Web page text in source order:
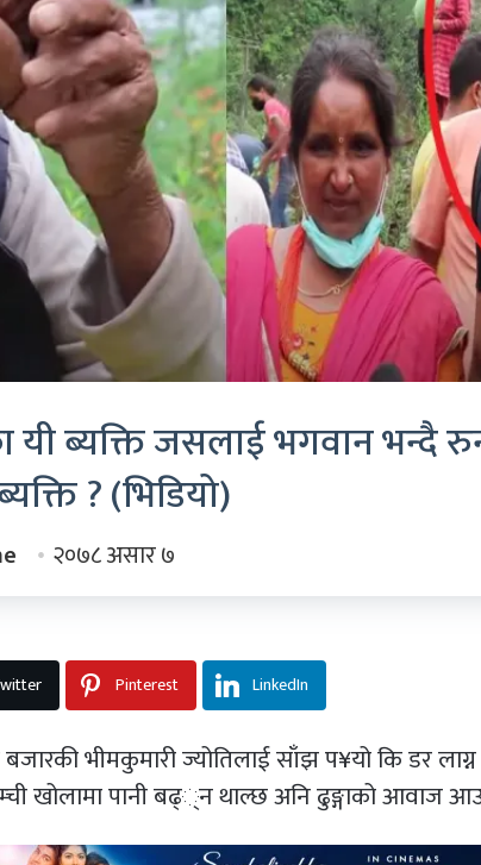
यी ब्यक्ति जसलाई भगवान भन्दै
? (भिडियो)
२०७८ असार ७
Pinterest LinkedIn
भीमकुमारी ज्योतिलाई साँझ प¥यो कि डर
खोलामा पानी बढ््न थाल्छ अनि ढुङ्गाको आवाज